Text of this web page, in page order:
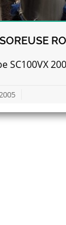
SC100VX